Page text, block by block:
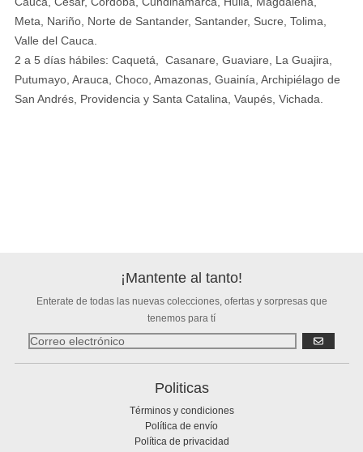
Meta, Nariño, Norte de Santander, Santander, Sucre, Tolima,
Valle del Cauca.
2 a 5 días hábiles: Caquetá, Casanare, Guaviare, La Guajira,
Putumayo, Arauca, Choco, Amazonas, Guainía, Archipiélago de
San Andrés, Providencia y Santa Catalina, Vaupés, Vichada.
¡Mantente al tanto!
Enterate de todas las nuevas colecciones, ofertas y sorpresas que
tenemos para tí
Politicas
Términos y condiciones
Política de envío
Política de privacidad